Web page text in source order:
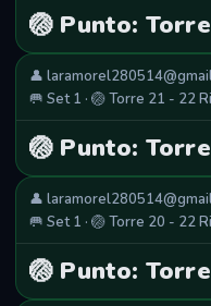
🏐 Punto:
👤
🥅 Set 1 · 🏐 Torre 21 - 22
🏐 Punto:
👤
🥅 Set 1 · 🏐 Torre 20 - 22
🏐 Punto: